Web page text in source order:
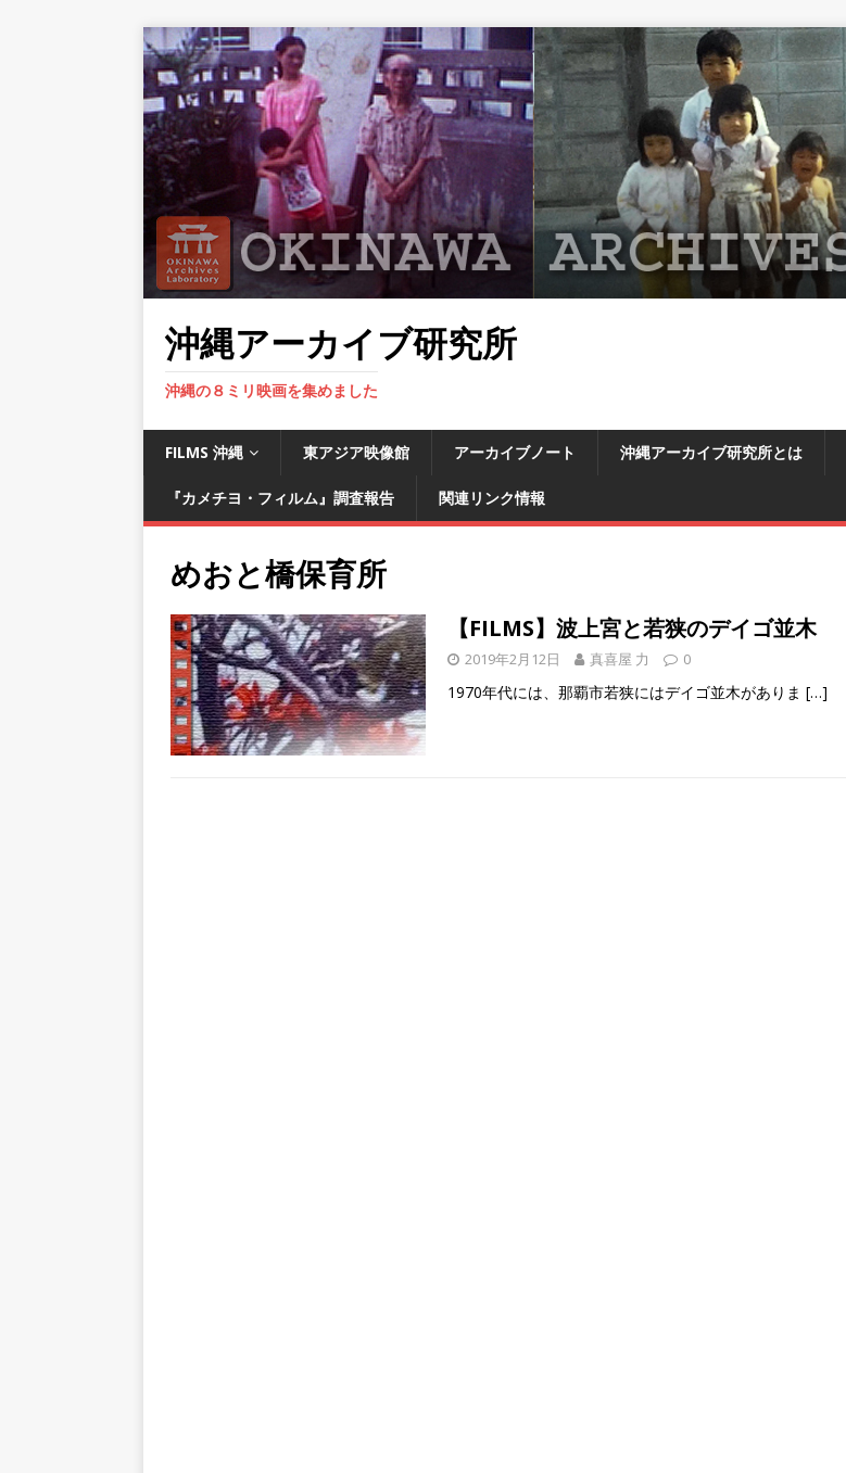
沖縄アーカイブ研究所
沖縄の８ミリ映画を集めました
FILMS 沖縄 東アジア映像館 アーカイブノート 沖縄アーカイブ研究所とは
『カメチヨ・フィルム』調査報告 関連リンク情報
めおと橋保育所
【FILMS】波上宮と若狭のデイゴ並木
2019年2月12日 真喜屋 力 0
1970年代には、那覇市若狭にはデイゴ並木がありま […]